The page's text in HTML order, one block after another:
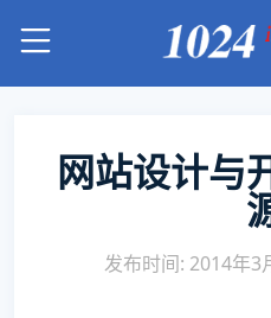
网站设计与
发布时间: 2014年3